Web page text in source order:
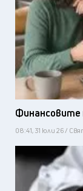
Финансовите
08:41, 31 юли 26 /